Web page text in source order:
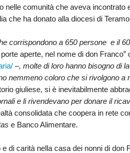
comunità che aveva
che ha donato alla diocesi di
corrispondono a 650 persone e il
aperte, nel nome di don Franco”
–, molte di loro hanno bisogno di
nemmeno coloro che si rivolgono a
giuliese, si è inevitabilmente
e li rivendevano per donare il
consolidata che coopera in rete
e Banco Alimentare.
e di carità nella casa dei nonni didon